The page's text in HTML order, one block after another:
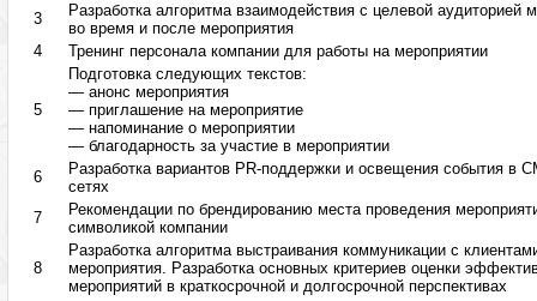
3
Разработка алгоритма взаимодействия с целевой аудиторией
во время и после мероприятия
4
Тренинг персонала компании для работы на мероприятии
5
Подготовка следующих текстов:
— анонс мероприятия
— приглашение на мероприятие
— напоминание о мероприятии
— благодарность за участие в мероприятии
6
Разработка вариантов PR-поддержки и освещения события в
сетях
7
Рекомендации по брендированию места проведения
символикой компании
8
Разработка алгоритма выстраивания коммуникации с
мероприятия. Разработка основных критериев оценки
мероприятий в краткосрочной и долгосрочной перспективах